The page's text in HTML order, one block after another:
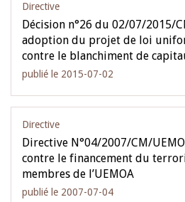
Directive
Décision n°26 du 02/07/2015/
adoption du projet de loi
contre le blanchiment de
publié le 2015-07-02
Directive
Directive N°04/2007/CM/
contre le financement du
membres de l’UEMOA
publié le 2007-07-04